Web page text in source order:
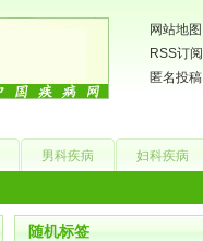
网站地图
RSS订阅
匿名投稿
男科疾病 妇科疾病
随机标签